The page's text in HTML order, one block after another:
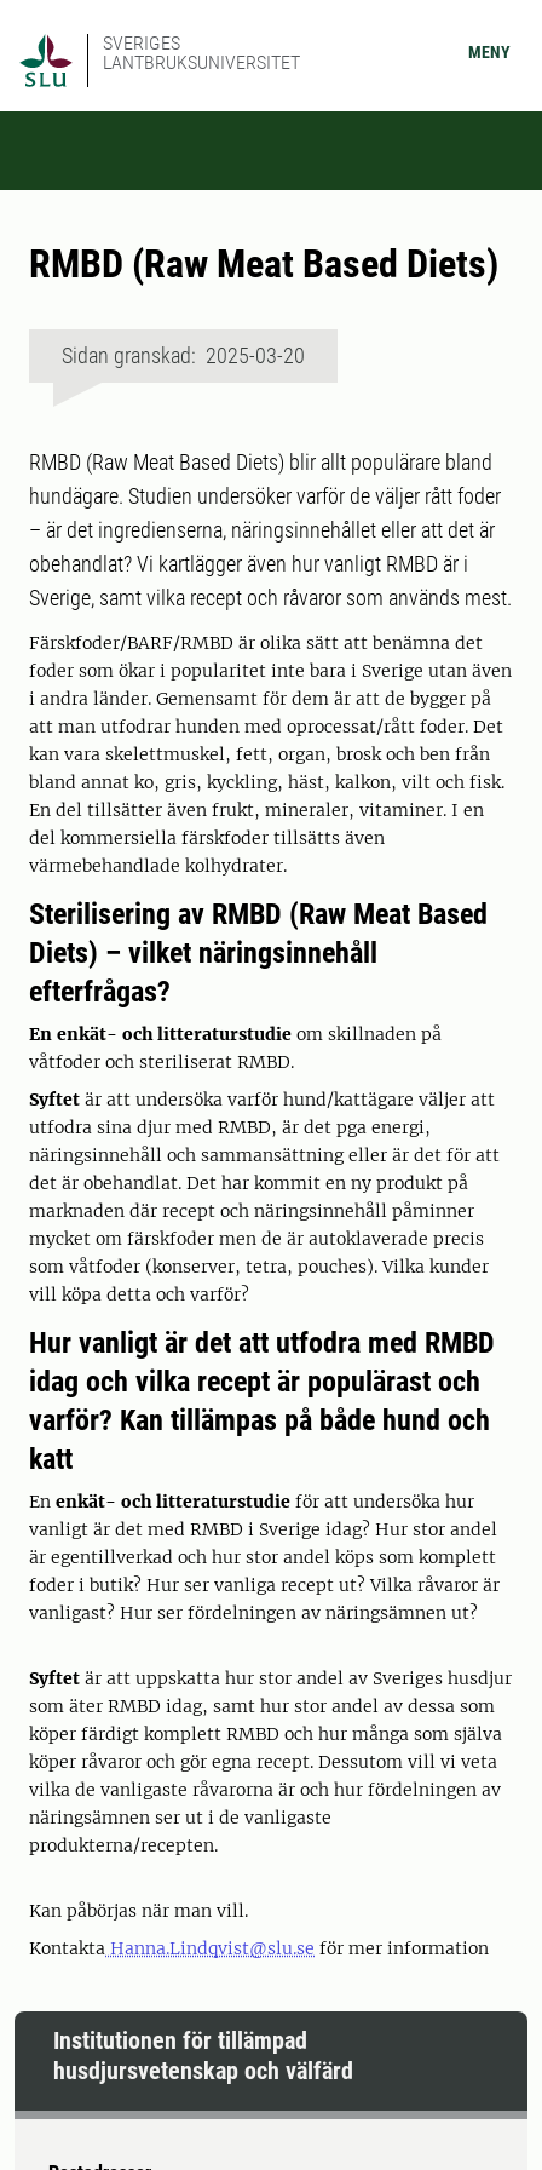
SVERIGES
LANTBRUKSUNIVERSITET
MENY
RMBD (Raw Meat Based Diets)
Sidan granskad: 2025-03-20
RMBD (Raw Meat Based Diets) blir allt populärare bland
hundägare. Studien undersöker varför de väljer rått foder
– är det ingredienserna, näringsinnehållet eller att det är
obehandlat? Vi kartlägger även hur vanligt RMBD är i
Sverige, samt vilka recept och råvaror som används mest.
Färskfoder/BARF/RMBD är olika sätt att benämna det
foder som ökar i popularitet inte bara i Sverige utan även
i andra länder. Gemensamt för dem är att de bygger på
att man utfodrar hunden med oprocessat/rått foder. Det
kan vara skelettmuskel, fett, organ, brosk och ben från
bland annat ko, gris, kyckling, häst, kalkon, vilt och fisk.
En del tillsätter även frukt, mineraler, vitaminer. I en
del kommersiella färskfoder tillsätts även
värmebehandlade kolhydrater.
Sterilisering av RMBD (Raw Meat Based
Diets) – vilket näringsinnehåll
efterfrågas?
En enkät- och litteraturstudie om skillnaden på
våtfoder och steriliserat RMBD.
Syftet är att undersöka varför hund/kattägare väljer att
utfodra sina djur med RMBD, är det pga energi,
näringsinnehåll och sammansättning eller är det för att
det är obehandlat. Det har kommit en ny produkt på
marknaden där recept och näringsinnehåll påminner
mycket om färskfoder men de är autoklaverade precis
som våtfoder (konserver, tetra, pouches). Vilka kunder
vill köpa detta och varför?
Hur vanligt är det att utfodra med RMBD
idag och vilka recept är populärast och
varför? Kan tillämpas på både hund och
katt
En enkät- och litteraturstudie för att undersöka hur
vanligt är det med RMBD i Sverige idag? Hur stor andel
är egentillverkad och hur stor andel köps som komplett
foder i butik? Hur ser vanliga recept ut? Vilka råvaror är
vanligast? Hur ser fördelningen av näringsämnen ut?
Syftet är att uppskatta hur stor andel av Sveriges husdjur
som äter RMBD idag, samt hur stor andel av dessa som
köper färdigt komplett RMBD och hur många som själva
köper råvaror och gör egna recept. Dessutom vill vi veta
vilka de vanligaste råvarorna är och hur fördelningen av
näringsämnen ser ut i de vanligaste
produkterna/recepten.
Kan påbörjas när man vill.
Kontakta Hanna.Lindqvist@slu.se för mer information
Institutionen för tillämpad
husdjursvetenskap och välfärd